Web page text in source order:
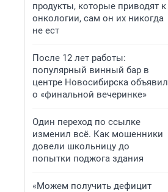
продукты, которые приводят к
онкологии, сам он их никогда
не ест
После 12 лет работы:
популярный винный бар в
центре Новосибирска объявил
о «финальной вечеринке»
Один переход по ссылке
изменил всё. Как мошенники
довели школьницу до
попытки поджога здания
«Можем получить дефицит